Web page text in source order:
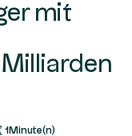
mit
1 Minute(n)